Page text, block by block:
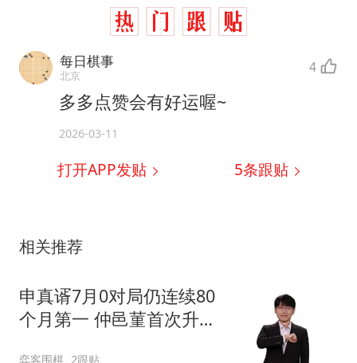
每日棋事
北京 4
多多点赞会有好运喔~
2026-03-11
打开APP发贴 5条跟贴
相关推荐
申真谞7月0对局仍连续80
个月第一 仲邑菫首次升至
弈客围棋 2跟贴